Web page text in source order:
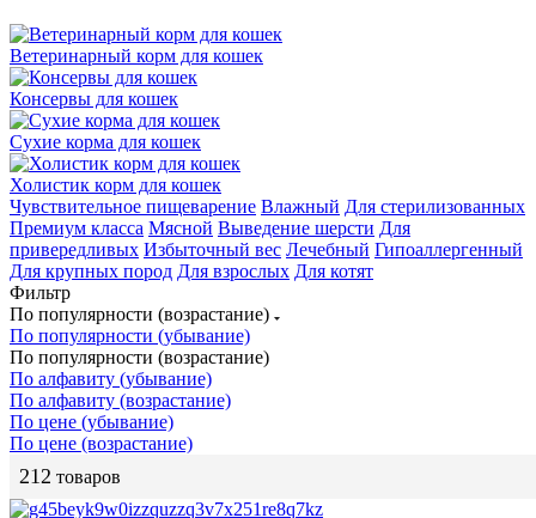
Ветеринарный корм для кошек
Консервы для кошек
Сухие корма для кошек
Холистик корм для кошек
Чувствительное пищеварение Влажный Для стерилизованных
Премиум класса Мясной Выведение шерсти Для
привередливых Избыточный вес Лечебный Гипоаллергенный
Для крупных пород Для взрослых Для котят
Фильтр
По популярности (возрастание)
По популярности (убывание)
По популярности (возрастание)
По алфавиту (убывание)
По алфавиту (возрастание)
По цене (убывание)
По цене (возрастание)
212 товаров